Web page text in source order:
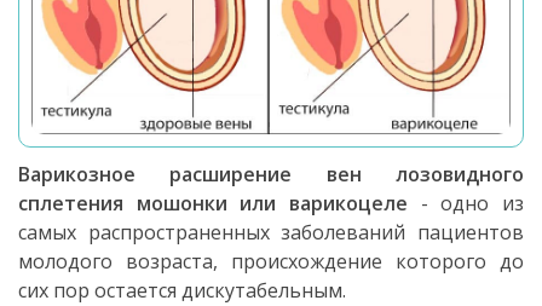
Варикозное расширение вен лозовидного
сплетения мошонки или варикоцеле - одно из
самых распространенных заболеваний пациентов
молодого возраста, происхождение которого до
сих пор остается дискутабельным.